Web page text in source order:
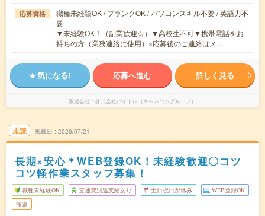
応募資格
職種未経験OK / ブランクOK / パソコンスキル不要 / 英語力不
要
▼未経験OK！（副業歓迎☆）▼高校生不可▼携帯電話をお
持ちの方（業務連絡に使用）※応募後のご連絡はメ…
気になる! 応募へ進む 詳しく見る
派遣会社 株式会社バイトレ（キャムコムグループ）
未読 掲載日 2026/07/21
長期×安心＊WEB登録OK！未経験歓迎〇コツ
コツ軽作業スタッフ募集！
職種未経験OK 交通費別途支給あり 土日祝日が休み WEB登録OK
派遣